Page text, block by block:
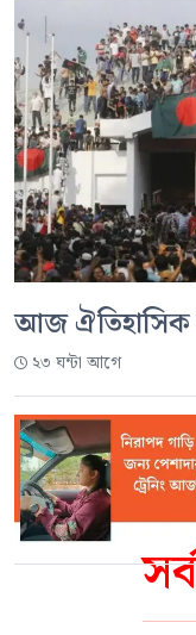
আজ ঐতিহাসিক
২৩ ঘন্টা আগে